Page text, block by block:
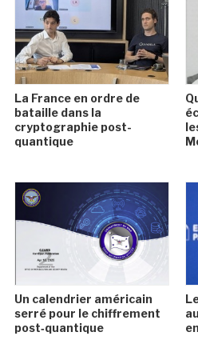
La France en ordre de
bataille dans la
cryptographie post-
quantique
Un calendrier américain
serré pour le chiffrement
post‑quantique